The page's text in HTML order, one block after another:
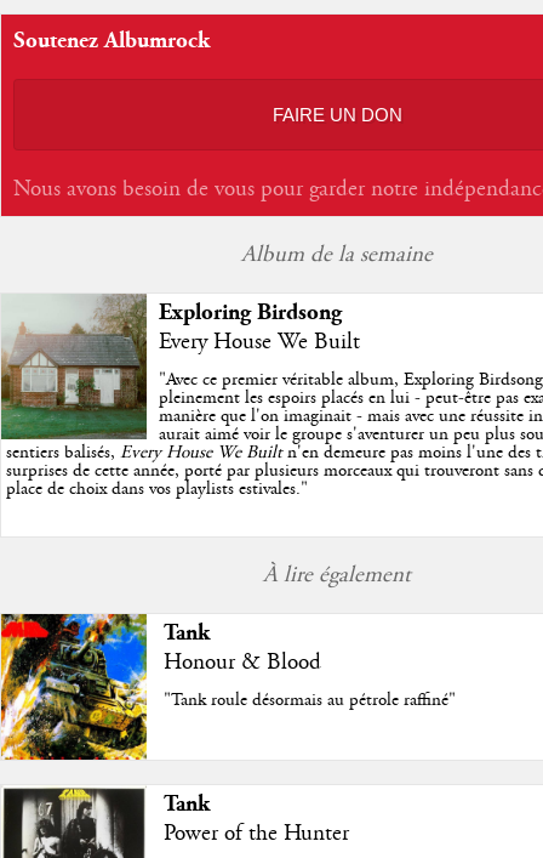
Soutenez Albumrock
FAIRE UN DON
Nous avons besoin de vous pour garder notre
Album de la semaine
Exploring Birdsong
Every House We Built
"Avec ce premier véritable album, Exploring
pleinement les espoirs placés en lui - peut-être pas
manière que l'on imaginait - mais avec une réussite
aurait aimé voir le groupe s'aventurer un peu plus
sentiers balisés, Every House We Builtn'en demeure pas moins l'une des
surprises de cette année, porté par plusieurs morceaux qui trouveront
place de choix dans vos playlists estivales."
À lire également
Tank
Honour & Blood
"Tank roule désormais au pétrole raffiné"
Tank
Power of the Hunter